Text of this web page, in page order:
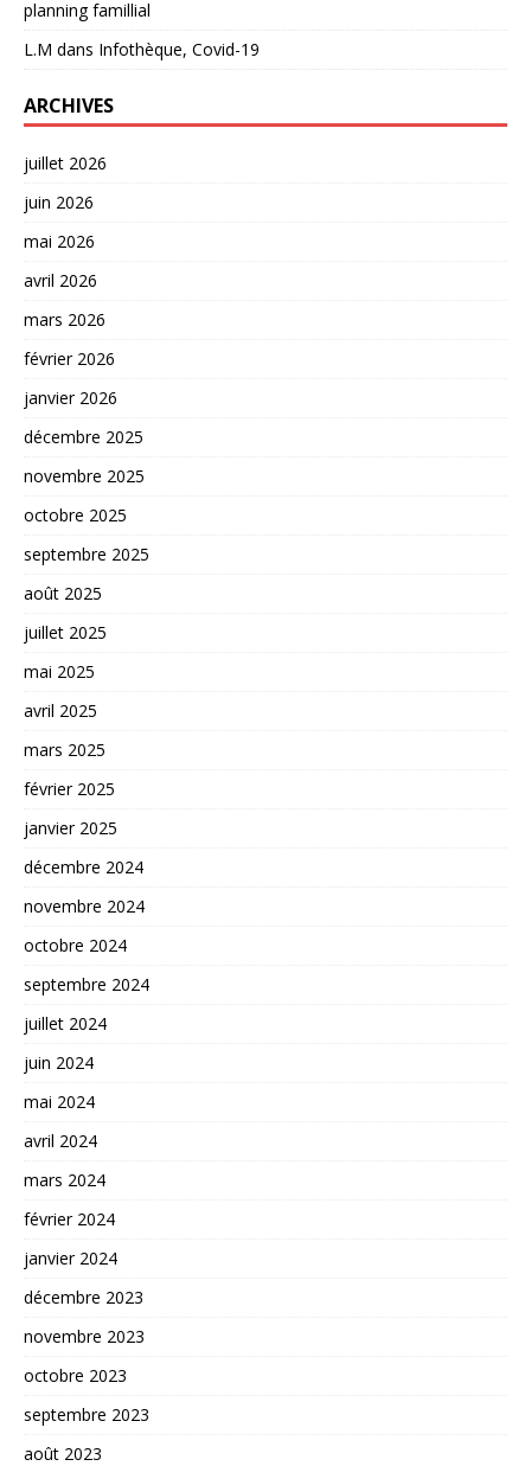
planning famillial
L.M dans Infothèque, Covid-19
ARCHIVES
juillet 2026
juin 2026
mai 2026
avril 2026
mars 2026
février 2026
janvier 2026
décembre 2025
novembre 2025
octobre 2025
septembre 2025
août 2025
juillet 2025
mai 2025
avril 2025
mars 2025
février 2025
janvier 2025
décembre 2024
novembre 2024
octobre 2024
septembre 2024
juillet 2024
juin 2024
mai 2024
avril 2024
mars 2024
février 2024
janvier 2024
décembre 2023
novembre 2023
octobre 2023
septembre 2023
août 2023